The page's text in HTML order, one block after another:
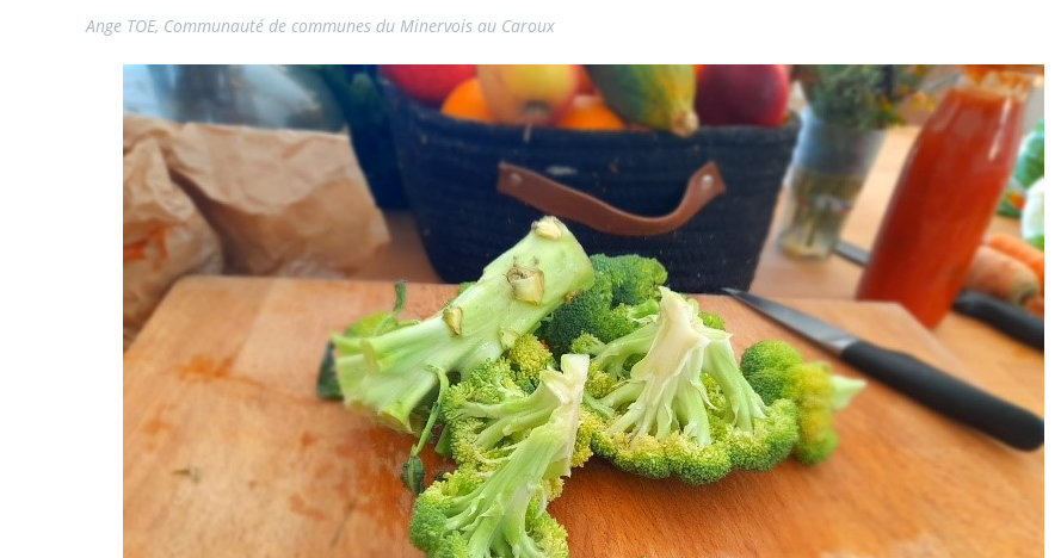
Ange TOE, Communauté de communes du Minervois au Caroux